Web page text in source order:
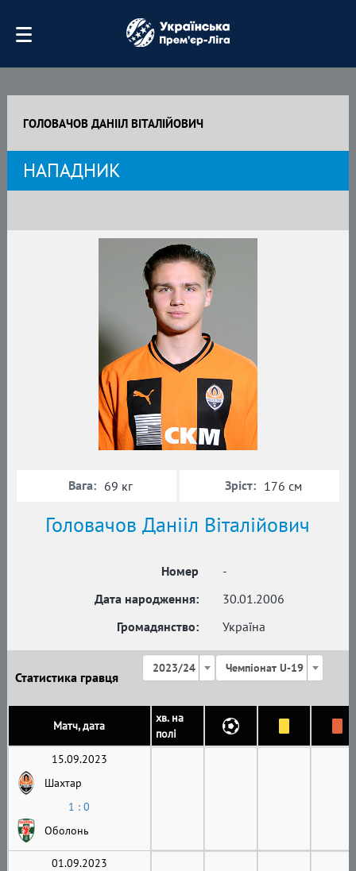
ГОЛОВАЧОВ ДАНІІЛ ВІТАЛІЙОВИЧ
НАПАДНИК
Головачов Данііл Віталійович
Номер
-
Дата народження:
30.01.2006
Громадянство:
Україна
Вага: 69 кг Зріст: 176 см
Статистика гравця
2023/24 Чемпіонат U-19
Матч, дата
хв. на
полі
15.09.2023
Шахтар
1 : 0
Оболонь
01.09.2023